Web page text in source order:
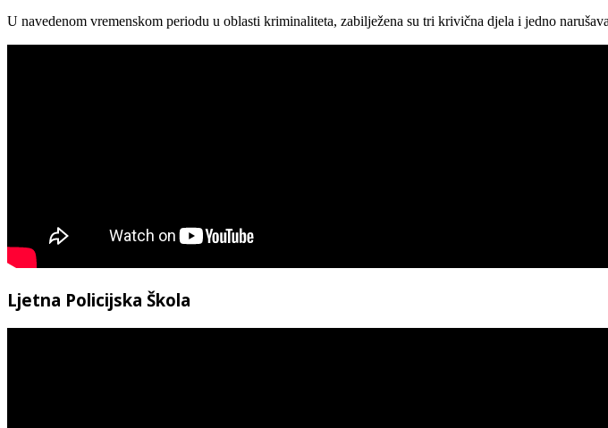
U navedenom vremenskom periodu u oblasti kriminaliteta, zabilježena su tri krivična djela i jedno
Ljetna Policijska Škola